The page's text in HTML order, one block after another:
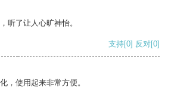
听了让人心旷神怡。
支持[0] 反对[0]
，使用起来非常方便。